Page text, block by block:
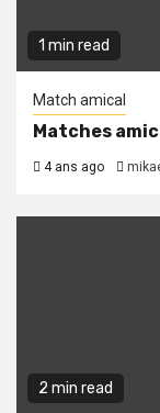
1 min read
Match amical
Matches
4 ans ago
2 min read